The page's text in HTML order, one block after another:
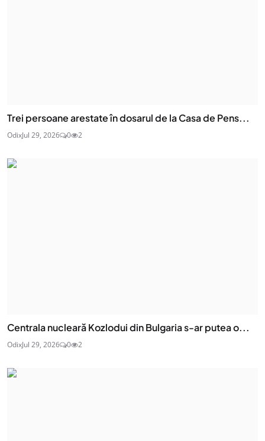
Trei persoane arestate în dosarul de la Casa de Pens...
OdixJul 29, 2026 0 2
Centrala nucleară Kozlodui din Bulgaria s-ar putea o...
OdixJul 29, 2026 0 2